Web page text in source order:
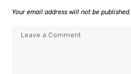
Your email address will not be published.